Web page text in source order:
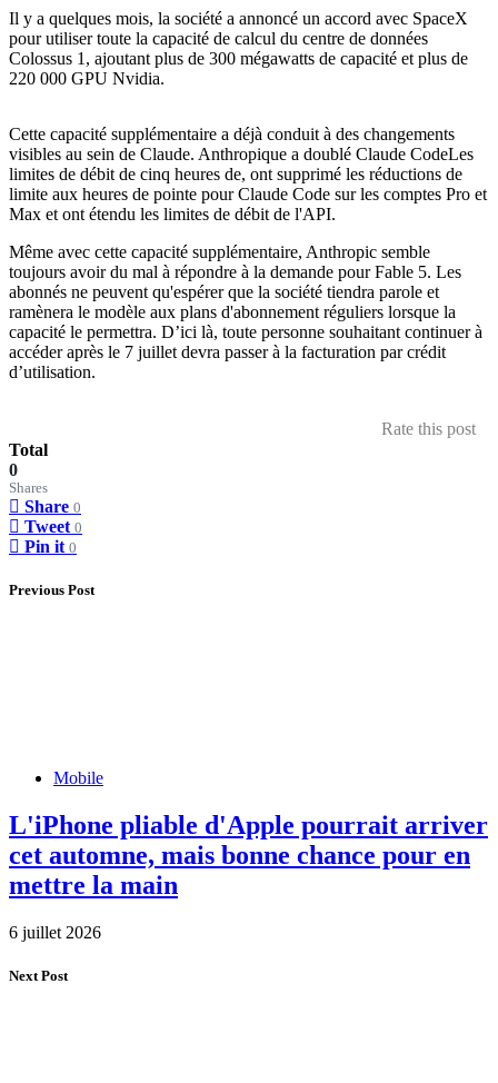
Il y a quelques mois, la société a annoncé un accord avec SpaceX
pour utiliser toute la capacité de calcul du centre de données
Colossus 1, ajoutant plus de 300 mégawatts de capacité et plus de
220 000 GPU Nvidia.
Cette capacité supplémentaire a déjà conduit à des changements
visibles au sein de Claude. Anthropique a doublé Claude CodeLes
limites de débit de cinq heures de, ont supprimé les réductions de
limite aux heures de pointe pour Claude Code sur les comptes Pro et
Max et ont étendu les limites de débit de l'API.
Même avec cette capacité supplémentaire, Anthropic semble
toujours avoir du mal à répondre à la demande pour Fable 5. Les
abonnés ne peuvent qu'espérer que la société tiendra parole et
ramènera le modèle aux plans d'abonnement réguliers lorsque la
capacité le permettra. D’ici là, toute personne souhaitant continuer à
accéder après le 7 juillet devra passer à la facturation par crédit
d’utilisation.
Rate this post
Total
0
Shares
Share 0
Tweet 0
Pin it 0
Previous Post
Mobile
L'iPhone pliable d'Apple pourrait arriver
cet automne, mais bonne chance pour en
mettre la main
6 juillet 2026
Next Post